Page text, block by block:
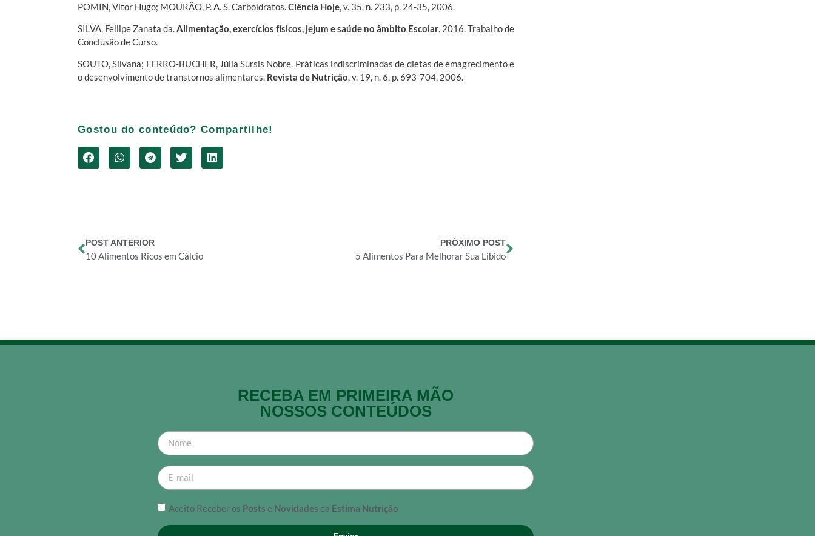
POMIN, Vitor Hugo; MOURÃO, P. A. S. Carboidratos.Ciência Hoje, v. 35, n. 233, p. 24-35, 2006.
SILVA, Fellipe Zanata da.Alimentação, exercícios físicos, jejum e saúde no âmbito Escolar. 2016. Trabalho de
Conclusão de Curso.
SOUTO, Silvana; FERRO-BUCHER, Júlia Sursis Nobre. Práticas indiscriminadas de dietas de emagrecimento e
o desenvolvimento de transtornos alimentares. Revista de Nutrição, v. 19, n. 6, p. 693-704, 2006.
Gostou do conteúdo? Compartilhe!
POST ANTERIOR
10 Alimentos Ricos em Cálcio
PRÓXIMO POST
5 Alimentos Para Melhorar Sua Libido
RECEBA EM PRIMEIRA MÃO
NOSSOS CONTEÚDOS
Aceito Receber os Posts e Novidades da Estima Nutrição